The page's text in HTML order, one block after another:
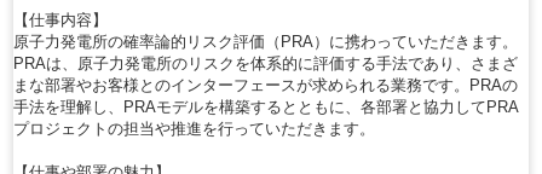
【仕事内容】
原子力発電所の確率論的リスク評価（PRA）に携わっていただきます。
PRAは、原子力発電所のリスクを体系的に評価する手法であり、さまざ
まな部署やお客様とのインターフェースが求められる業務です。PRAの
手法を理解し、PRAモデルを構築するとともに、各部署と協力してPRA
プロジェクトの担当や推進を行っていただきます。